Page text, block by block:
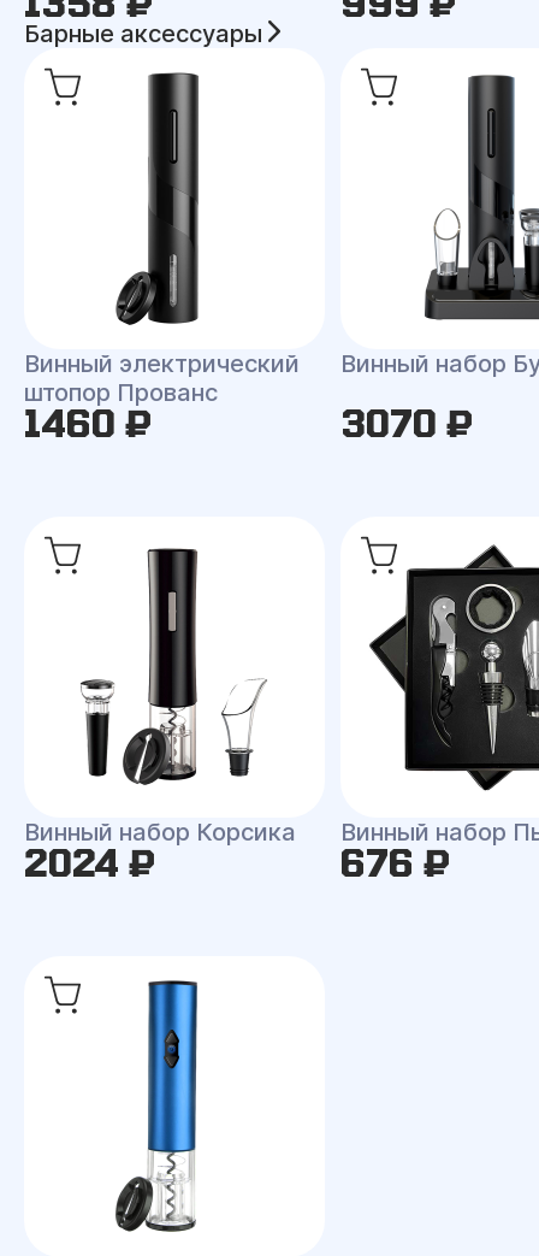
Барные аксессуары
Винный электрический
штопор Прованс
1460 ₽
Винный набор
3070 ₽
Винный набор Корсика
2024 ₽
Винный набор
676 ₽